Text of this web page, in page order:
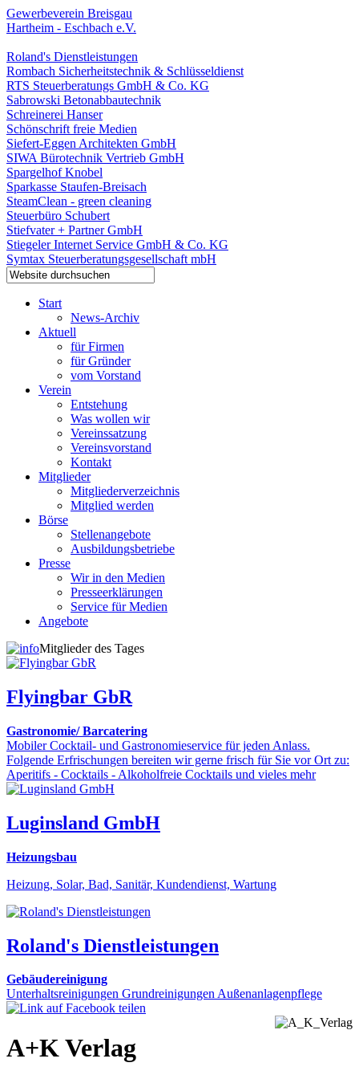
Gewerbeverein Breisgau
Hartheim - Eschbach e.V.
Roland's Dienstleistungen
Rombach Sicherheitstechnik & Schlüsseldienst
RTS Steuerberatungs GmbH & Co. KG
Sabrowski Betonabbautechnik
Schreinerei Hanser
Schönschrift freie Medien
Siefert-Eggen Architekten GmbH
SIWA Bürotechnik Vertrieb GmbH
Spargelhof Knobel
Sparkasse Staufen-Breisach
SteamClean - green cleaning
Steuerbüro Schubert
Stiefvater + Partner GmbH
Stiegeler Internet Service GmbH & Co. KG
Symtax Steuerberatungsgesellschaft mbH
Start
News-Archiv
Aktuell
für Firmen
für Gründer
vom Vorstand
Verein
Entstehung
Was wollen wir
Vereinssatzung
Vereinsvorstand
Kontakt
Mitglieder
Mitgliederverzeichnis
Mitglied werden
Börse
Stellenangebote
Ausbildungsbetriebe
Presse
Wir in den Medien
Presseerklärungen
Service für Medien
Angebote
Mitglieder des Tages
Flyingbar GbR
Gastronomie/ Barcatering
Mobiler Cocktail- und Gastronomieservice für jeden Anlass.
Folgende Erfrischungen bereiten wir gerne frisch für Sie vor Ort zu:
Aperitifs - Cocktails - Alkoholfreie Cocktails und vieles mehr
Luginsland GmbH
Heizungsbau
Heizung, Solar, Bad, Sanitär, Kundendienst, Wartung
Roland's Dienstleistungen
Gebäudereinigung
Unterhaltsreinigungen Grundreinigungen Außenanlagenpflege
A+K Verlag